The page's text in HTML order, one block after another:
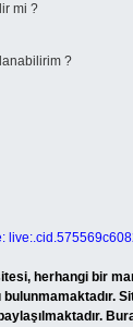
mi ?
?
herhangi bir
paylaşılmaktadır.